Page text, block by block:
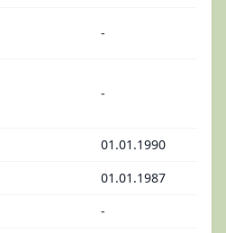
-
-
01.01.1990
01.01.1987
-